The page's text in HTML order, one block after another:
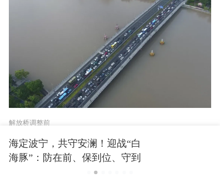
解放桥调整前
存在问题
海定波宁，共守安澜！迎战“白
海豚”：防在前、保到位、守到